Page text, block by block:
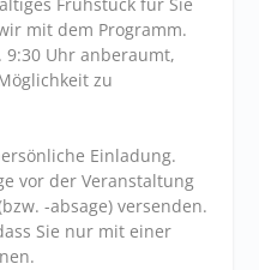
Frühstück für Sie
mit dem Programm.
9:30 Uhr anberaumt,
zu
Einladung.
vor der Veranstaltung
-absage) versenden.
Sie nur mit einer